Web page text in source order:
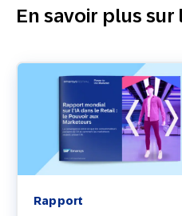
En savoir plus
Rapport